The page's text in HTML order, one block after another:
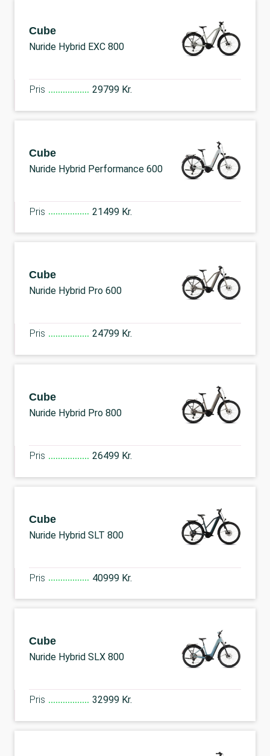
Cube
Nuride Hybrid EXC 800
Pris 29799 Kr.
Cube
Nuride Hybrid Performance 600
Pris 21499 Kr.
Cube
Nuride Hybrid Pro 600
Pris 24799 Kr.
Cube
Nuride Hybrid Pro 800
Pris 26499 Kr.
Cube
Nuride Hybrid SLT 800
Pris 40999 Kr.
Cube
Nuride Hybrid SLX 800
Pris 32999 Kr.